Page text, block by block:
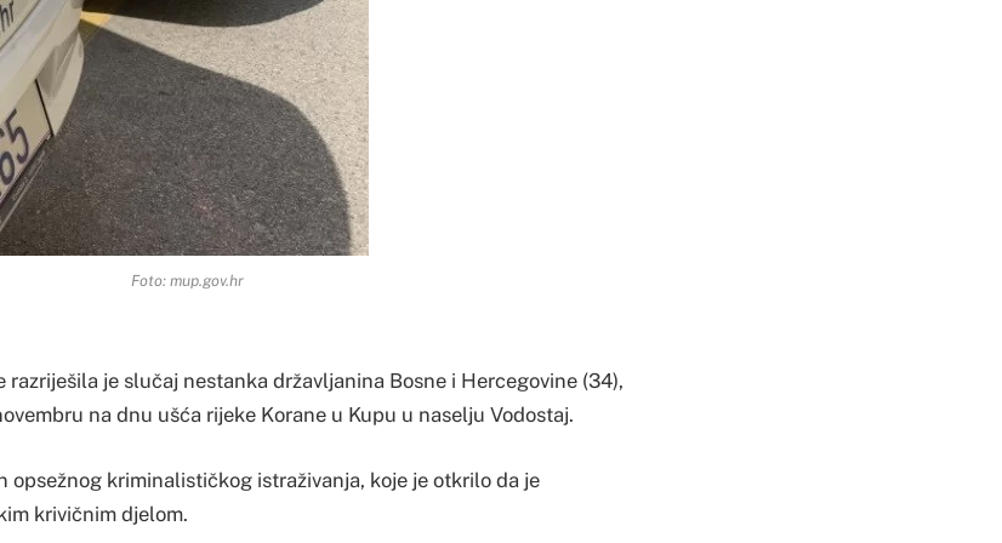
Foto: mup.gov.hr
razriješila je slučaj nestanka državljanina Bosne i Hercegovine (34),
na dnu ušća rijeke Korane u Kupu u naselju Vodostaj.
opsežnog kriminalističkog istraživanja, koje je otkrilo da je
krivičnim djelom.